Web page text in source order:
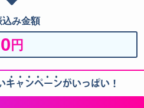
込み金額
0 円
......
キャンペーンがいっぱい！